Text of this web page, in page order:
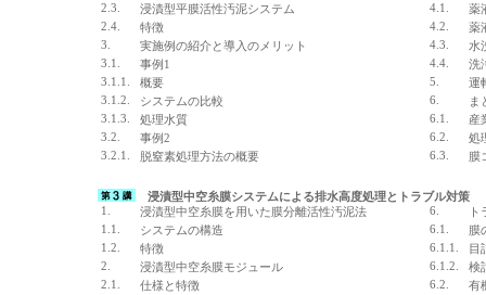
2.3.
浸漬型平膜活性汚泥システム
2.4.
特徴
3.
実施例の紹介と導入のメリット
3.1.
事例1
3.1.1.
概要
3.1.2.
システムの比較
3.1.3.
処理水質
3.2.
事例2
3.2.1.
脱窒素処理方法の概要
4.1.
薬
4.2.
薬
4.3.
水
4.4.
洗
5.
運
6.
ま
6.1.
産
6.2.
処
6.3.
膜
浸漬型中空糸膜システムによる排水高度処理とトラブル対策
1.
浸漬型中空糸膜を用いた膜分離活性汚泥法
1.1.
システムの構造
1.2.
特徴
2.
浸漬型中空糸膜モジュール
2.1.
仕様と特徴
6.
ト
6.1.
膜
6.1.1.
目
6.1.2.
検
6.2.
有